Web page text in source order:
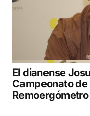
El dianense
Campeonato de
Remoergómetro